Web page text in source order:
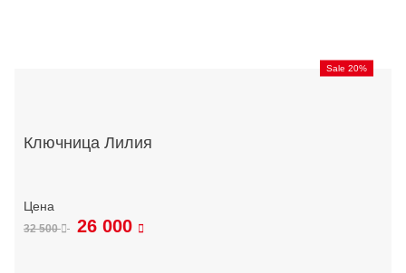
Sale 20%
Ключница Лилия
32 500 26 000